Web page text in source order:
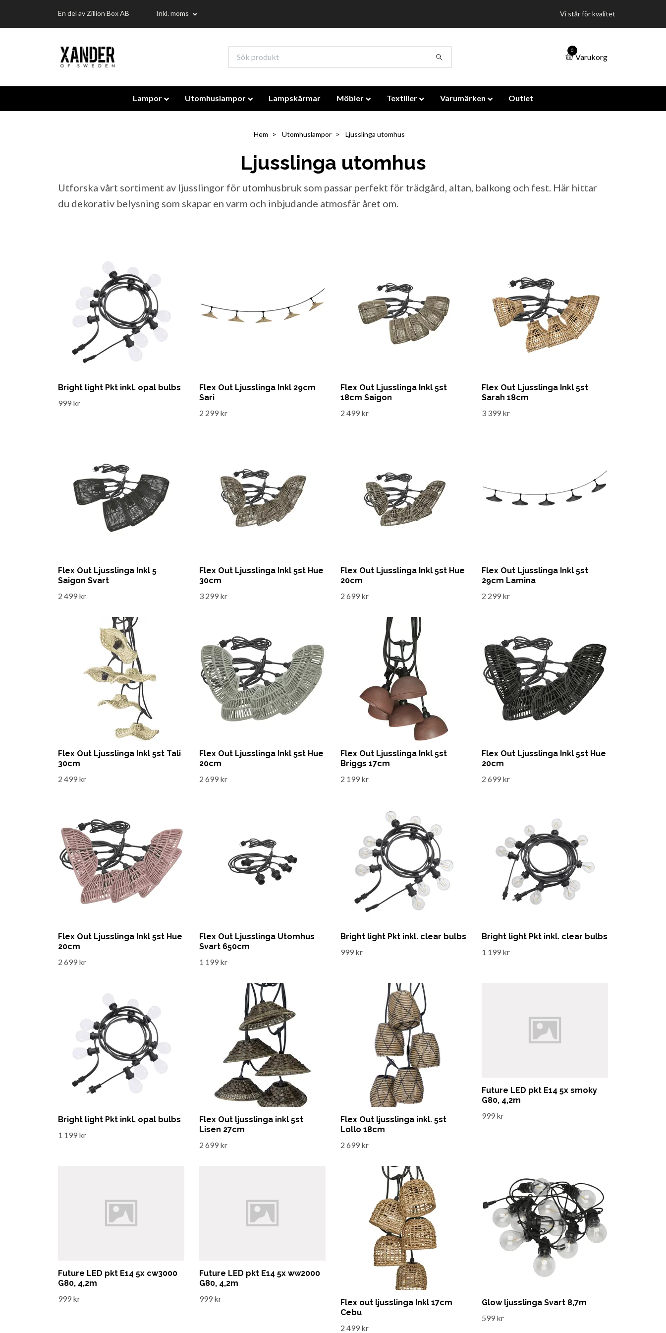
En del av Zillion Box AB Inkl. moms Vi står för kvalitet
0
Varukorg
Lampor Utomhuslampor Lampskärmar Möbler Textilier Varumärken Outlet
Hem Utomhuslampor Ljusslinga utomhus
Ljusslinga utomhus
Utforska vårt sortiment av ljusslingor för utomhusbruk som passar perfekt för trädgård, altan, balkong och fest. Här hittar
du dekorativ belysning som skapar en varm och inbjudande atmosfär året om.
Bright light Pkt inkl. opal bulbs
999 kr
Flex Out Ljusslinga Inkl 29cm
Sari
2 299 kr
Flex Out Ljusslinga Inkl 5st
18cm Saigon
2 499 kr
Flex Out Ljusslinga Inkl 5st
Sarah 18cm
3 399 kr
Flex Out Ljusslinga Inkl 5
Saigon Svart
2 499 kr
Flex Out Ljusslinga Inkl 5st Hue
30cm
3 299 kr
Flex Out Ljusslinga Inkl 5st Hue
20cm
2 699 kr
Flex Out Ljusslinga Inkl 5st
29cm Lamina
2 299 kr
Flex Out Ljusslinga Inkl 5st Tali
30cm
2 499 kr
Flex Out Ljusslinga Inkl 5st Hue
20cm
2 699 kr
Flex Out Ljusslinga Inkl 5st
Briggs 17cm
2 199 kr
Flex Out Ljusslinga Inkl 5st Hue
20cm
2 699 kr
Flex Out Ljusslinga Inkl 5st Hue
20cm
2 699 kr
Flex Out Ljusslinga Utomhus
Svart 650cm
1 199 kr
Bright light Pkt inkl. clear bulbs
999 kr
Bright light Pkt inkl. clear bulbs
1 199 kr
Bright light Pkt inkl. opal bulbs
1 199 kr
Flex Out ljusslinga inkl 5st
Lisen 27cm
2 699 kr
Flex Out ljusslinga inkl. 5st
Lollo 18cm
2 699 kr
Future LED pkt E14 5x smoky
G80, 4,2m
999 kr
Future LED pkt E14 5x cw3000
G80, 4,2m
999 kr
Future LED pkt E14 5x ww2000
G80, 4,2m
999 kr
Flex out ljusslinga Inkl 17cm
Cebu
2 499 kr
Glow ljusslinga Svart 8,7m
599 kr